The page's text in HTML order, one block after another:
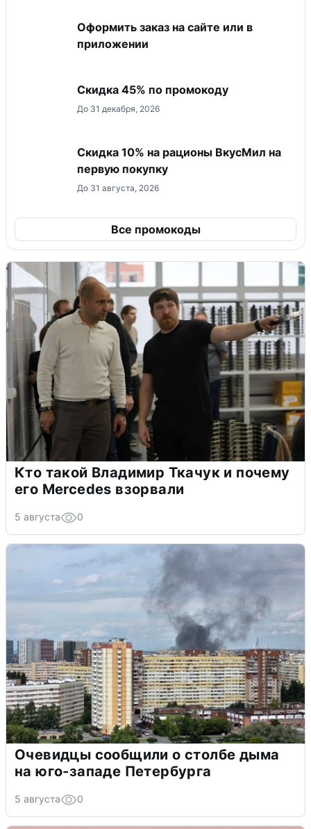
Оформить заказ на сайте или в
приложении
Скидка 45% по промокоду
До 31 декабря, 2026
Скидка 10% на рационы ВкусМил на
первую покупку
До 31 августа, 2026
Все промокоды
Кто такой Владимир Ткачук и почему
его Mercedes взорвали
5 августа 0
Очевидцы сообщили о столбе дыма
на юго-западе Петербурга
5 августа 0